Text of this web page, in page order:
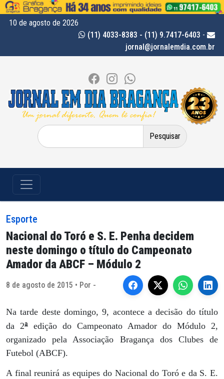
10 de agosto de 2026
(11) 4033-8383 - (11) 9.7417-6403 -
jornal@jornalemdia.com.br
Pesquisar
por:
Esporte
Nacional do Toró e S. E. Penha decidem
neste domingo o título do Campeonato
Amador da ABCF – Módulo 2
8 de agosto de 2015 • Por -
Na tarde deste domingo, 9, acontece a decisão do título
da 2ª edição do Campeonato Amador do Módulo 2,
organizado pela Associação Bragança dos Clubes de
Futebol (ABCF).
A final reunirá as equipes do Nacional do Toró e da S. E.